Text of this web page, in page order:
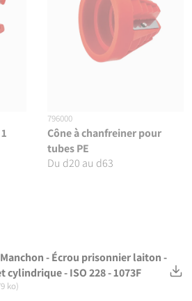
796000
Cône à chanfreiner pour
tubes PE
Du d20 au d63
- Écrou prisonnier laiton -
cylindrique - ISO 228 - 1073F
ko)